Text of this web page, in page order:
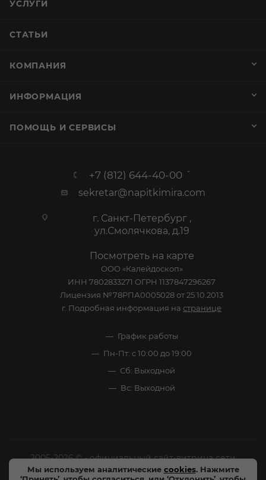
Мы используем аналитические cookies. Нажмите
УСЛУГИ
СТАТЬИ
КОМПАНИЯ
ИНФОРМАЦИЯ
ПОМОЩЬ И СЕРВИСЫ
+7 (812) 644-40-00
sekretar@napitkimira.com
г. Санкт-Петербург ,
ул.Смолячкова, д.19
Посмотреть на карте
ООО «Калейдоскоп»
ИНН 7802833271 ОГРН 1137847296267
Лицензия №78РПА0005028 от 25.10.2013
г. Подробная информация на странице
График работы
Пн-Пт: с 10:00 до 19:00
Сб: Выходной
Вс: Выходной
2005-2026 © - официальный сайт-витрина сети
специализированных напитков "Калейдоскоп Напитков